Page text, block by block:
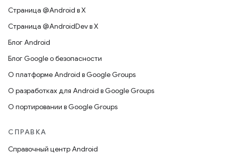
Страница @Android в X
Страница @AndroidDev в X
Блог Android
Блог Google о безопасности
О платформе Android в Google Groups
О разработках для Android в Google Groups
О портировании в Google Groups
СПРАВКА
Справочный центр Android